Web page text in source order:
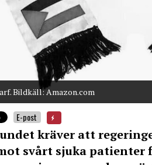
Bildkäll: Amazon.com
E-post
kräver att
svårt sjuka patienter